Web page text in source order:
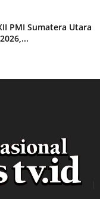
PMI Sumatera Utara